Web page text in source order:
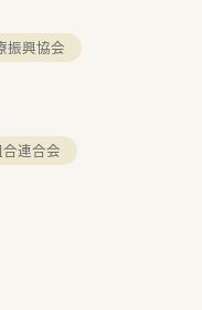
振興協会
連合会